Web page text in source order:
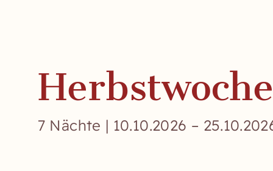
7 Nächte | 10.10.2026 –